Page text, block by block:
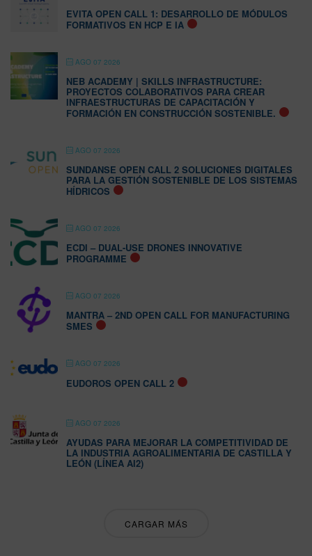
EVITA OPEN CALL 1: DESARROLLO DE MÓDULOS
FORMATIVOS EN HCP E IA
AGO 07 2026
NEB ACADEMY | SKILLS INFRASTRUCTURE:
PROYECTOS COLABORATIVOS PARA CREAR
INFRAESTRUCTURAS DE CAPACITACIÓN Y
FORMACIÓN EN CONSTRUCCIÓN SOSTENIBLE.
AGO 07 2026
SUNDANSE OPEN CALL 2 SOLUCIONES DIGITALES
PARA LA GESTIÓN SOSTENIBLE DE LOS SISTEMAS
HÍDRICOS
AGO 07 2026
ECDI – DUAL-USE DRONES INNOVATIVE
PROGRAMME
AGO 07 2026
MANTRA – 2ND OPEN CALL FOR MANUFACTURING
SMES
AGO 07 2026
EUDOROS OPEN CALL 2
AGO 07 2026
AYUDAS PARA MEJORAR LA COMPETITIVIDAD DE
LA INDUSTRIA AGROALIMENTARIA DE CASTILLA Y
LEÓN (LÍNEA AI2)
CARGAR MÁS